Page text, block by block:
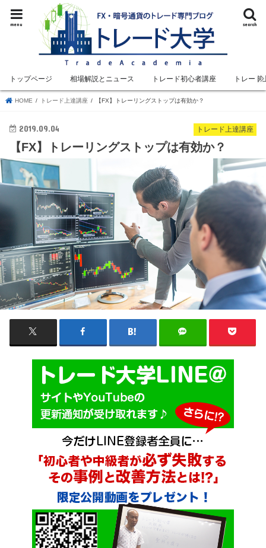
search
menu
トップページ 相場解説とニュース トレード初心者講座 トレード
HOME トレード上達講座 【FX】トレーリングストップは有効か？
トレード上達講座
2019.09.04
【FX】トレーリングストップは有効か？